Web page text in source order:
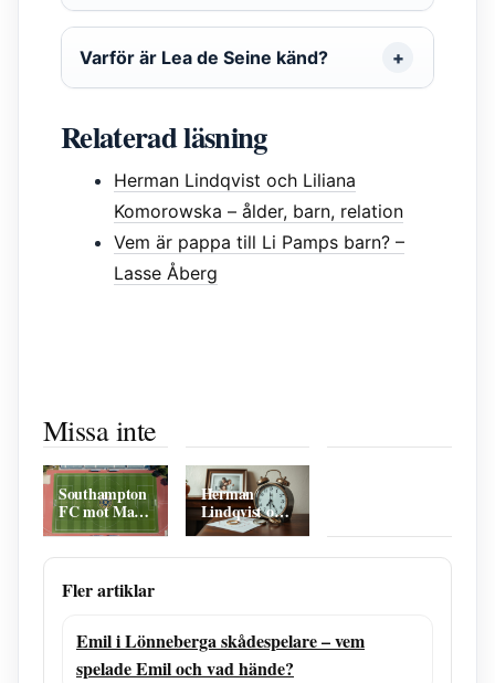
Varför är Lea de Seine känd?
Relaterad läsning
Herman Lindqvist och Liliana
Komorowska – ålder, barn, relation
Vem är pappa till Li Pamps barn? –
Lasse Åberg
Missa inte
magen på 2
veckor –
guide med
kost och
träning
Framgång
Southampton
FC mot Man
City
– Stabil
Defensiv
Herman
Lindqvist och
Liliana
– ålder, barn,
Fler artiklar
Emil i Lönneberga skådespelare – vem
spelade Emil och vad hände?